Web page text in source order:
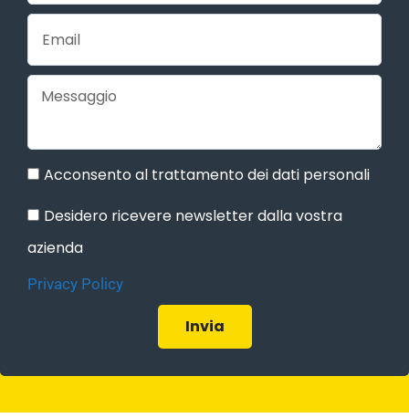
Acconsento al trattamento dei dati personali
Desidero ricevere newsletter dalla vostra
azienda
Privacy Policy
Invia